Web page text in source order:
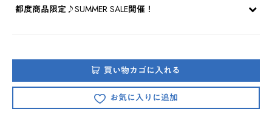
都度商品限定♪SUMMER SALE開催！
買い物カゴに入れる
お気に入りに追加